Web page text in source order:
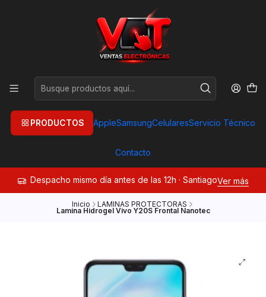
PRODUCTOS AppleSamsungCelularesServicio Técnico
Contacto
Despacho mismo día antes de las 12h · SantiagoVer más
Inicio LAMINAS PROTECTORAS
Lamina Hidrogel Vivo Y20S Frontal Nanotec